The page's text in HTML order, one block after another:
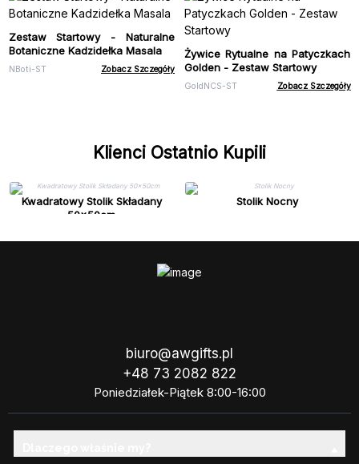
Zestaw Startowy - Naturalne
Botaniczne Kadzidełka Masala
NBoti-ST Zobacz Szczegóły
Żywice Rytualne na Patyczkach
Golden - Zestaw Startowy
GoldNCS-ST Zobacz Szczegóły
Klienci Ostatnio Kupili
Kwadratowy Stolik Składany
50x50cm
Stolik Nocny
biuro@awgifts.pl
+48 73 2082 822
Poniedziałek-Piątek 8:00-16:00